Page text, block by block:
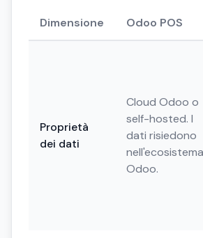
Dimensione Odoo POS
Proprietà
dei dati
Cloud Odoo o
self-hosted. I
dati risiedono
nell'ecosistema
Odoo.